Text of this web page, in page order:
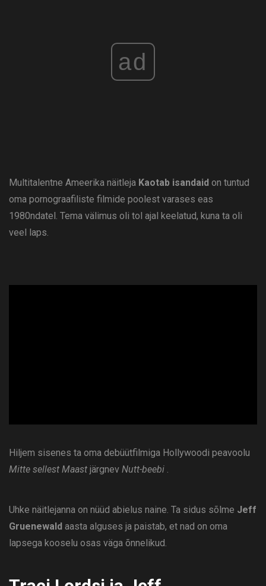
ad
Multitalentne Ameerika näitleja Kaotab isandaid on tuntud
oma pornograafiliste filmide poolest varases eas
1980ndatel. Tema välimus oli tol ajal keelatud, kuna ta oli
veel laps.
Hiljem sisenes ta oma debüütfilmiga Hollywoodi peavoolu
Mitte sellest Maast järgnev Nutt-beebi .
Uhke näitlejanna on nüüd abielus naine. Ta sidus sõlme Jeff
Gruenewald aasta alguses ja paistab, et nad on oma
lapsega kooselu osas väga õnnelikud.